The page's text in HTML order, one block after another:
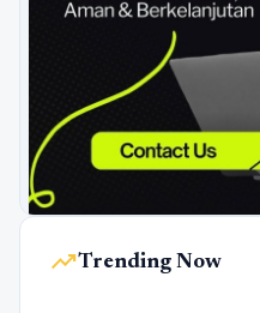
trending_upTrending Now